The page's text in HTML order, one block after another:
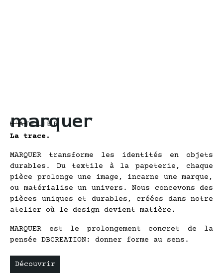
marquer
L'ATELIER
La trace.
MARQUER transforme les identités en objets
durables. Du textile à la papeterie, chaque
pièce prolonge une image, incarne une marque,
ou matérialise un univers. Nous concevons des
pièces uniques et durables, créées dans notre
atelier où le design devient matière.
MARQUER est le prolongement concret de la
pensée DBCREATION: donner forme au sens.
Découvrir